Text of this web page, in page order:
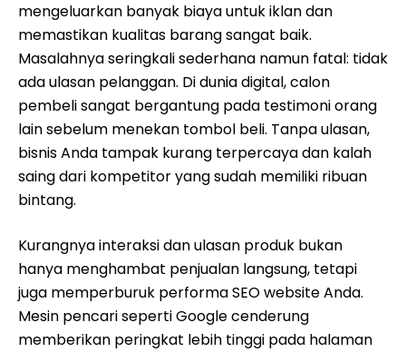
mengeluarkan banyak biaya untuk iklan dan
memastikan kualitas barang sangat baik.
Masalahnya seringkali sederhana namun fatal: tidak
ada ulasan pelanggan. Di dunia digital, calon
pembeli sangat bergantung pada testimoni orang
lain sebelum menekan tombol beli. Tanpa ulasan,
bisnis Anda tampak kurang terpercaya dan kalah
saing dari kompetitor yang sudah memiliki ribuan
bintang.
Kurangnya interaksi dan ulasan produk bukan
hanya menghambat penjualan langsung, tetapi
juga memperburuk performa SEO website Anda.
Mesin pencari seperti Google cenderung
memberikan peringkat lebih tinggi pada halaman